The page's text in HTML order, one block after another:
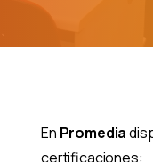
En Promedia
certificaciones: